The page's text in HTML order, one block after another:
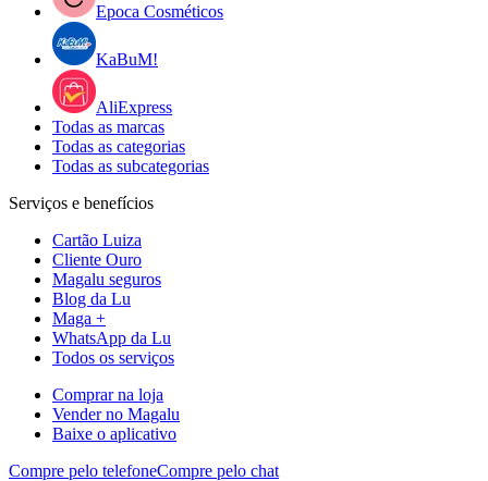
Epoca Cosméticos
KaBuM!
AliExpress
Todas as marcas
Todas as categorias
Todas as subcategorias
Serviços e benefícios
Cartão Luiza
Cliente Ouro
Magalu seguros
Blog da Lu
Maga +
WhatsApp da Lu
Todos os serviços
Comprar na loja
Vender no Magalu
Baixe o aplicativo
Compre pelo telefoneCompre pelo chat